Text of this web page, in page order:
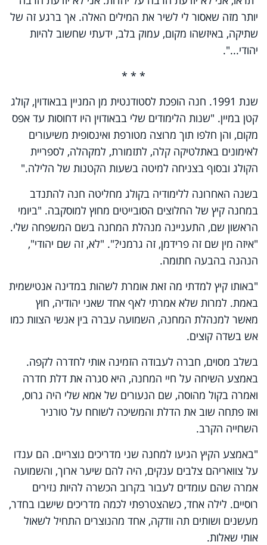
יותר מזה שאסור לי לשיר את המילים האלה. אך ברגע זה של
שתיקה, באיזשהו מקום, עמוק בלב, ידעתי שחשוב להיות
יהודי...".
* * *
שנת 1991. חנה הופכת לסטודנטית מן המניין בבאודוין, קולג
קטן במיין. "שנות הלימודים שלי בבאודוין היו דחוסות עד אפס
מקום, והן חלפו תוך מרוצה מטורפת ואינסופית משיעורים
לאימונים באתלטיקה קלה, לתזמורת, למקהלה, לספריית
הקולג ובסוף בצניחה למיטה בשעות הקטנות של הלילה."
בשנה האחרונה ללימודיה בקולג מחליטה חנה להתנדב
במחנה קיץ של החלוצים הסובייטים מחוץ למוסקבה. "ביומי
הראשון שם, התעניינה מנהלת המחנה בשם המשפחה שלי.
"איזה מין שם זה פרידמן, זה גרמני?". "לא, זה שם יהודי",
הנהנה בהבעה חתומה.
"באותו קיץ למדתי מה זאת אומרת לשהות במדינה אנטישמית
באמת. למרות שלא אמרתי לאף אחד שאני יהודיה, חוץ
מאשר למנהלת המחנה, השמועה עברה בין אנשי הצוות כמו
אש בשדה קוצים.
בשלב מסוים, חברה לעבודה הזמינה אותי לחדרה לקפה.
באמצע השיחה על חיי המחנה, היא סגרה את דלת חדרה
ואמרה בקול מהוסה, שם הנעורים של אמא שלי היה גרוס,
ואז פתחה שוב את הדלת והמשיכה לשוחח על טורניר
השחייה הקרב.
"באמצע הקיץ הגיעו למחנה שני מדריכים נוצריים. הם ענדו
על צוואריהם צלבים ענקים, היה להם שיער ארוך, והשמועה
אמרה שהם עומדים לעבור בקרוב הכשרה להיות נזירים
רוסיים. לילה אחד, כשהצטרפתי לכמה מדריכים שישבו בחדר,
מעשנים ושותים תה וודקה, אחד מהנוצרים התחיל לשאול
אותי שאלות.